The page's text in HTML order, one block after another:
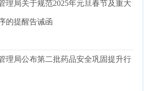
理局关于规范2025年元旦春节及重大
的提醒告诫函
理局公布第二批药品安全巩固提升行